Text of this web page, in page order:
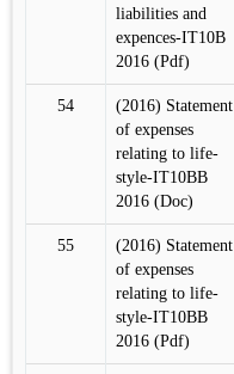
liabilities and
expences-IT10B
2016 (Pdf)
54
(2016) Statement
of expenses
relating to life-
style-IT10BB
2016 (Doc)
55
(2016) Statement
of expenses
relating to life-
style-IT10BB
2016 (Pdf)